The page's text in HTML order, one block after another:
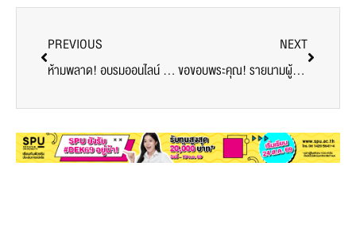
PREVIOUS
ห้ามพลาด! อบรมออนไลน์ Professional Skill หลักสูตร Industries Transformation 4-5 ก.ย.64 ทางออนไลน์ ZOOM
NEXT
ขอขอบพระคุณ! รายนามผู้ร่วมบริจาคอาหารและสิ่งของสนับสนุนศูนย์ฉีดวัคซีน มหาวิทยาลัยศรีปทุม ประจำวันที่ 31 ส.ค.64